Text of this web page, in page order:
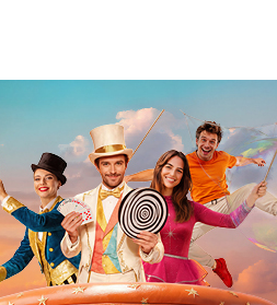
cudownego Siedzę nocą w